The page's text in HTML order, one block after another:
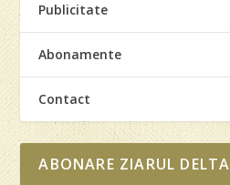
Publicitate
Abonamente
Contact
ABONARE ZIARUL DELTA